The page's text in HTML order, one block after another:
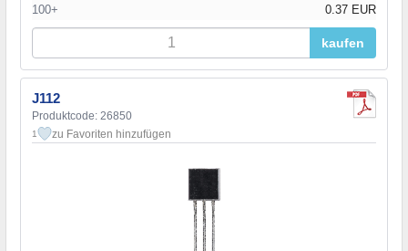
100+
0.37 EUR
kaufen
J112
Produktcode: 26850
1 zu Favoriten hinzufügen